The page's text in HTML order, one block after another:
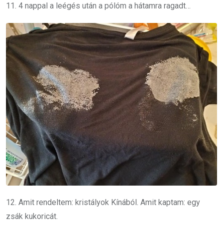
11. 4 nappal a leégés után a pólóm a hátamra ragadt…
12. Amit rendeltem: kristályok Kínából. Amit kaptam: egy
zsák kukoricát.